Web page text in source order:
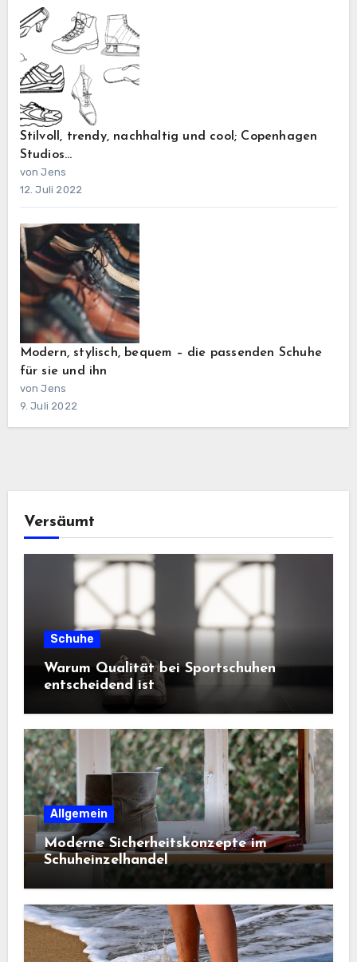
Stilvoll, trendy, nachhaltig und cool; Copenhagen
Studios…
von Jens
12. Juli 2022
Modern, stylisch, bequem – die passenden Schuhe
für sie und ihn
von Jens
9. Juli 2022
Versäumt
Schuhe
Warum Qualität bei Sportschuhen
entscheidend ist
Allgemein
Moderne Sicherheitskonzepte im
Schuheinzelhandel